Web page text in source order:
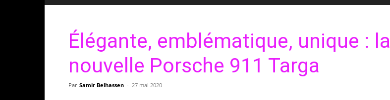
Élégante, emblématique, unique : la
nouvelle Porsche 911 Targa
Par Samir Belhassen - 27 mai 2020